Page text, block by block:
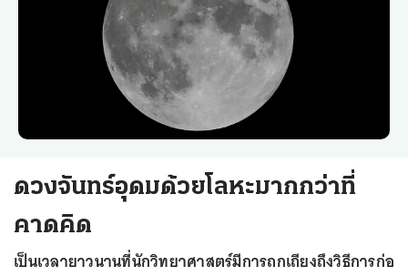
ดวงจันทร์อุดมด้วยโลหะมากกว่าที่
คาดคิด
เป็นเวลายาวนานที่นักวิทยาศาสตร์มีการถกเถียงถึงวิธีการก่อ